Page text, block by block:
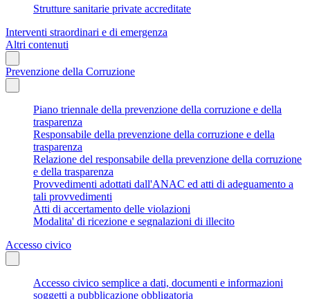
Strutture sanitarie private accreditate
Interventi straordinari e di emergenza
Altri contenuti
Prevenzione della Corruzione
Piano triennale della prevenzione della corruzione e della
trasparenza
Responsabile della prevenzione della corruzione e della
trasparenza
Relazione del responsabile della prevenzione della corruzione
e della trasparenza
Provvedimenti adottati dall'ANAC ed atti di adeguamento a
tali provvedimenti
Atti di accertamento delle violazioni
Modalita' di ricezione e segnalazioni di illecito
Accesso civico
Accesso civico semplice a dati, documenti e informazioni
soggetti a pubblicazione obbligatoria